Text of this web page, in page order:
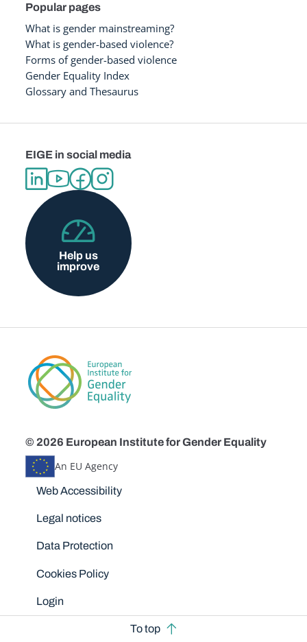
Popular pages
What is gender mainstreaming?
What is gender-based violence?
Forms of gender-based violence
Gender Equality Index
Glossary and Thesaurus
EIGE in social media
Help us
improve
© 2026 European Institute for Gender Equality
An EU Agency
Disclaimers
Web Accessibility
Legal notices
Data Protection
Cookies Policy
Login
To top